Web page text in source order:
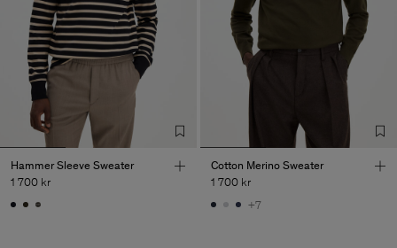
Hammer Sleeve Sweater
1 700 kr
Cotton Merino Sweater
1 700 kr
+7